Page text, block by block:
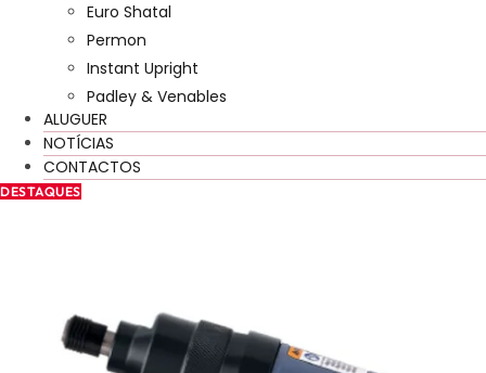
Euro Shatal
Permon
Instant Upright
Padley & Venables
ALUGUER
NOTÍCIAS
CONTACTOS
DESTAQUES